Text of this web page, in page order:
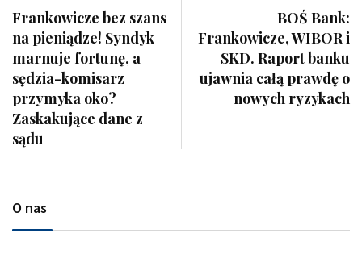
Frankowicze bez szans
na pieniądze! Syndyk
marnuje fortunę, a
sędzia-komisarz
przymyka oko?
Zaskakujące dane z
sądu
BOŚ Bank:
Frankowicze, WIBOR i
SKD. Raport banku
ujawnia całą prawdę o
nowych ryzykach
O nas